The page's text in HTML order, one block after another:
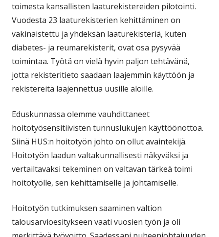
toimesta kansallisten laaturekistereiden pilotointi.
Vuodesta 23 laaturekisterien kehittäminen on
vakinaistettu ja yhdeksän laaturekisteriä, kuten
diabetes- ja reumarekisterit, ovat osa pysyvää
toimintaa. Työtä on vielä hyvin paljon tehtävänä,
jotta rekisteritieto saadaan laajemmin käyttöön ja
rekistereitä laajennettua uusille aloille.
Eduskunnassa olemme vauhdittaneet
hoitotyösensitiivisten tunnuslukujen käyttöönottoa.
Siinä HUS:n hoitotyön johto on ollut avaintekijä.
Hoitotyön laadun valtakunnallisesti näkyväksi ja
vertailtavaksi tekeminen on valtavan tärkeä toimi
hoitotyölle, sen kehittämiselle ja johtamiselle.
Hoitotyön tutkimuksen saaminen valtion
talousarvioesitykseen vaati vuosien työn ja oli